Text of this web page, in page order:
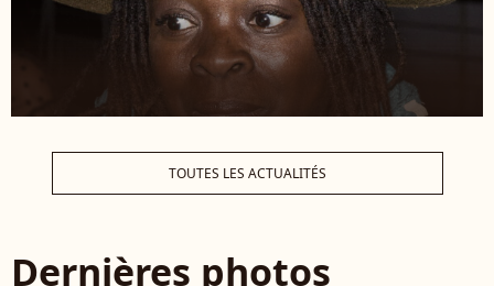
TOUTES LES ACTUALITÉS
Dernières photos